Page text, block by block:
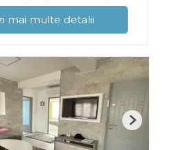
mai multe detalii
Next